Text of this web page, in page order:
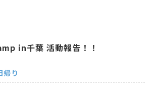
in千葉 活動報告！！
帰り